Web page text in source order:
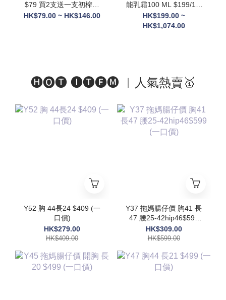
$79 買2支送一支初榨麻
油50g
HK$79.00 ~ HK$146.00
能乳霜100 ML $199/1 2
件以上: $189/1 3件以
上:$179/1
HK$199.00 ~
HK$1,074.00
🅗🅞🅣 🅘🅣🅔🅜 ︱人氣熱賣🥇
Y52 胸 44長24 $409 (一
口價)
HK$279.00
HK$409.00
Y37 拖媽腸仔價 胸41 長
47 腰25-42hip46$599
(一口價)
HK$309.00
HK$599.00